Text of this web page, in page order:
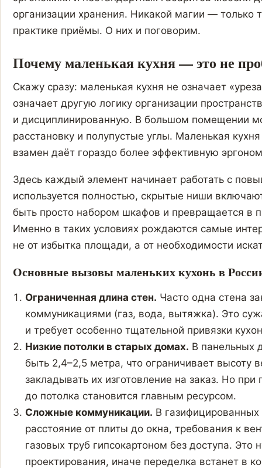
организации хранения. Никакой магии — только
практике приёмы. О них и поговорим.
Почему маленькая кухня — это не
Скажу сразу: маленькая кухня не означает
означает другую логику организации
и дисциплинированную. В большом помещении
расстановку и полупустые углы. Маленькая
взамен даёт гораздо более эффективную
Здесь каждый элемент начинает работать с
используется полностью, скрытые ниши
быть просто набором шкафов и превращается в
Именно в таких условиях рождаются самые
не от избытка площади, а от необходимости
Основные вызовы маленьких кухонь в
Ограниченная длина стен. Часто одна стена
коммуникациями (газ, вода, вытяжка). Это
и требует особенно тщательной привязки
Низкие потолки в старых домах. В панельных
быть 2,4–2,5 метра, что ограничивает высоту
закладывать их изготовление на заказ. Но
до потолка становится главным ресурсом.
Сложные коммуникации. В
расстояние от плиты до окна, требования к
газовых труб гипсокартоном без доступа. Это
проектирования, иначе переделка встанет в